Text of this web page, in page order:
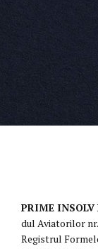
PRIME INSOLV
dul Aviatorilor
Registrul